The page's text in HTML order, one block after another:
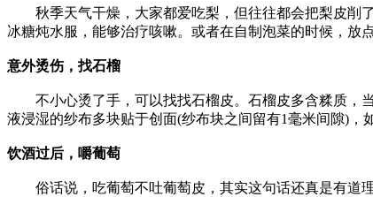
秋季天气干燥，大家都爱吃梨，但往往都会把梨皮削了
冰糖炖水服，能够治疗咳嗽。或者在自制泡菜的时候，放
意外烫伤，找石榴
不小心烫了手，可以找找石榴皮。石榴皮多含糅质，当
液浸湿的纱布多块贴于创面(纱布块之间留有1毫米间隙)，
饮酒过后，嚼葡萄
俗话说，吃葡萄不吐葡萄皮，其实这句话还真是有道理